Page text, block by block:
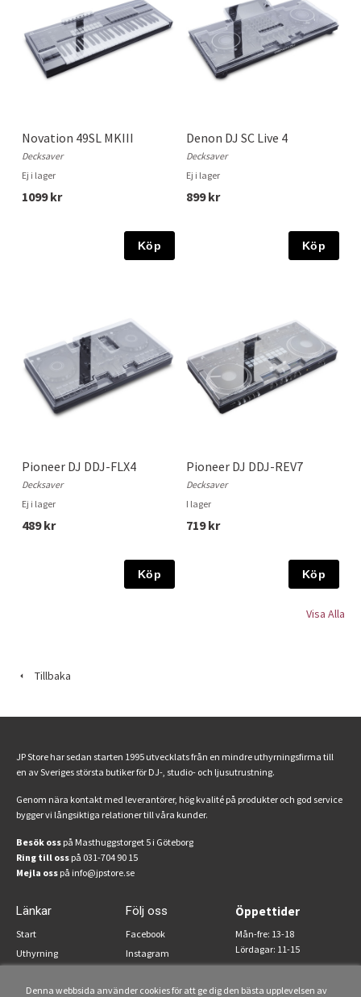
Denna webbsida använder cookies för att ge dig den bästa upplevelsen av
Novation 49SL MKIII
Decksaver
Ej i lager
1099 kr
Köp
Denon DJ SC Live 4
Decksaver
Ej i lager
899 kr
Köp
Pioneer DJ DDJ-FLX4
Decksaver
Ej i lager
489 kr
Köp
Pioneer DJ DDJ-REV7
Decksaver
I lager
719 kr
Köp
Visa Alla
Tillbaka
JP Store har sedan starten 1995 utvecklats från en mindre uthyrningsfirma till
en av Sveriges största butiker för DJ-, studio- och ljusutrustning.
Genom nära kontakt med leverantörer, hög kvalité på produkter och god service
bygger vi långsiktiga relationer till våra kunder.
Besök oss på Masthuggstorget 5 i Göteborg
Ring till oss på 031-704 90 15
Mejla oss på info@jpstore.se
Länkar
Start
Uthyrning
Köpvillkor
Följ oss
Facebook
Instagram
Öppettider
Mån-fre: 13-18
Lördagar: 11-15